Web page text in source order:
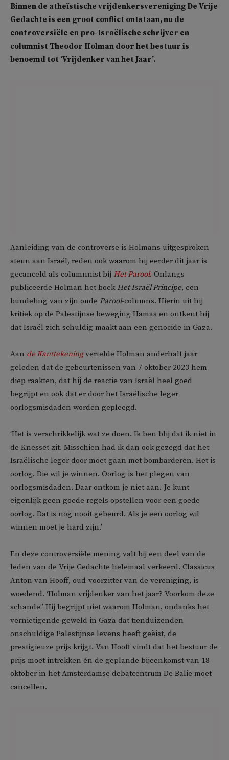
Binnen de atheïstische vrijdenkersvereniging De Vrije
Gedachte is een groot conflict ontstaan, nu de
controversiële en pro-Israëlische schrijver en
columnist Theodor Holman door het bestuur is
benoemd tot ‘Vrijdenker van het Jaar’.
Aanleiding van de controverse is Holmans uitgesproken
steun aan Israël, reden ook waarom hij eerder dit jaar is
gecanceld als columnnist bij Het Parool. Onlangs
publiceerde Holman het boek Het Israël Principe, een
bundeling van zijn oude Parool-columns. Hierin uit hij
kritiek op de Palestijnse beweging Hamas en ontkent hij
dat Israël zich schuldig maakt aan een genocide in Gaza.
Aan de Kanttekening vertelde Holman anderhalf jaar
geleden dat de gebeurtenissen van 7 oktober 2023 hem
diep raakten, dat hij de reactie van Israël heel goed
begrijpt en ook dat er door het Israëlische leger
oorlogsmisdaden worden gepleegd.
‘Het is verschrikkelijk wat ze doen. Ik ben blij dat ik niet in
de Knesset zit. Misschien had ik dan ook gezegd dat het
Israëlische leger door moet gaan met bombarderen. Het is
oorlog. Die wil je winnen. Oorlog is het plegen van
oorlogsmisdaden. Daar ontkom je niet aan. Je kunt
eigenlijk geen goede regels opstellen voor een goede
oorlog. Dat is nog nooit gebeurd. Als je een oorlog wil
winnen moet je hard zijn.’
En deze controversiële mening valt bij een deel van de
leden van de Vrije Gedachte helemaal verkeerd. Classicus
Anton van Hooff, oud-voorzitter van de vereniging, is
woedend. ‘Holman vrijdenker van het jaar? Voorkom deze
schande!’ Hij begrijpt niet waarom Holman, ondanks het
vernietigende geweld in Gaza dat tienduizenden
onschuldige Palestijnse levens heeft geëist, de
prestigieuze prijs krijgt. Van Hooff vindt dat het bestuur de
prijs moet intrekken én de geplande bijeenkomst van 18
oktober in het Amsterdamse debatcentrum De Balie moet
cancellen.